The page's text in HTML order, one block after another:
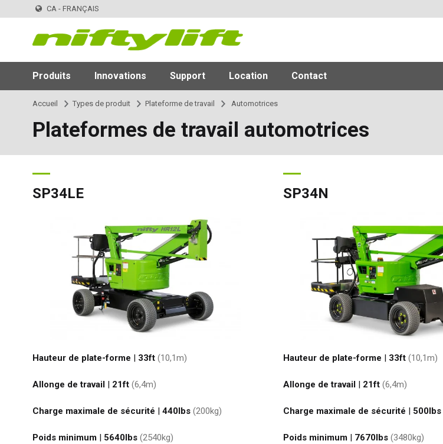
CA - FRANÇAIS
Produits Innovations Support Location Contact
Accueil Types de produit Plateforme de travail Automotrices
Plateformes de travail automotrices
SP34LE
Hauteur de plate-forme | 33ft (10,1m)
Allonge de travail| 21ft (6,4m)
Charge maximale de sécurité | 440lbs (200kg)
Poids minimum| 5640lbs (2540kg)
SP34N
Hauteur de plate-forme | 33ft (10,1m)
Allonge de travail| 21ft (6,4m)
Charge maximale de sécurité | 500lbs
Poids minimum| 7670lbs (3480kg)